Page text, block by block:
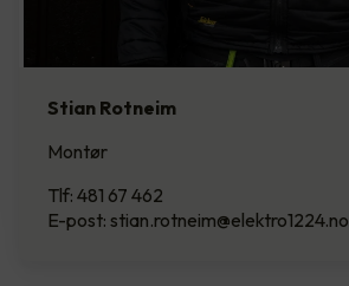
Stian Rotneim
Montør
Tlf: 481 67 462
E-post: stian.rotneim@elektro1224.no